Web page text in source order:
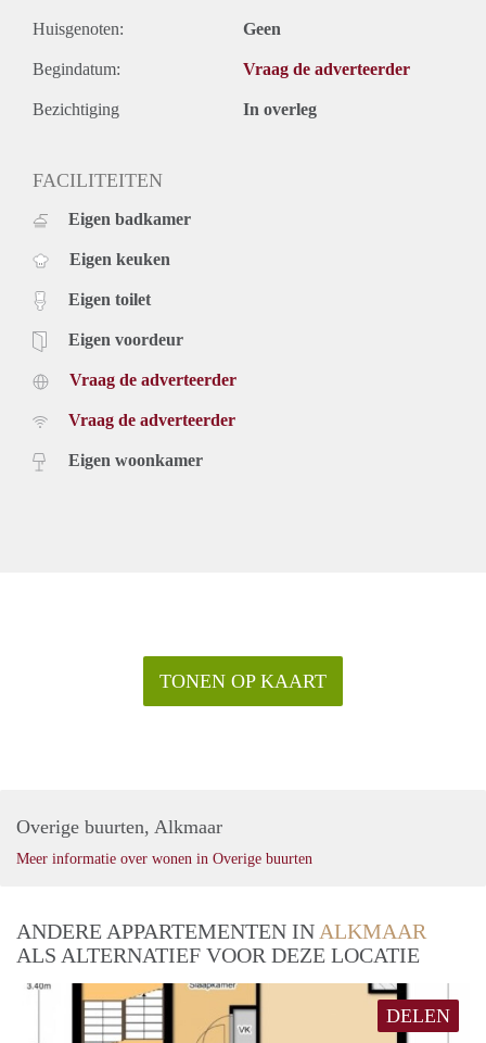
Huisgenoten: Geen
Begindatum: Vraag de adverteerder
Bezichtiging In overleg
FACILITEITEN
Eigen badkamer
Eigen keuken
Eigen toilet
Eigen voordeur
Vraag de adverteerder
Vraag de adverteerder
Eigen woonkamer
TONEN OP KAART
Overige buurten, Alkmaar
Meer informatie over wonen in Overige buurten
ANDERE APPARTEMENTEN IN ALKMAAR
ALS ALTERNATIEF VOOR DEZE LOCATIE
DELEN